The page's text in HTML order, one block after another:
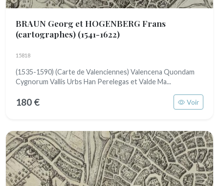
BRAUN Georg et HOGENBERG Frans
(cartographes) (1541-1622)
15818
(1535-1590) (Carte de Valenciennes) Valencena Quondam
Cygnorum Vallis Urbs Han Perelegas et Valde Ma...
180 € Voir